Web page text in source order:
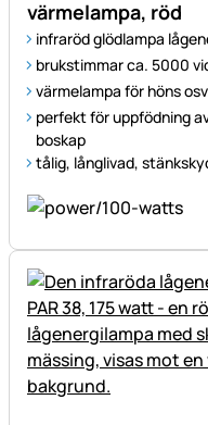
värmelampa, röd
infraröd glödlampa
brukstimmar ca. 5000
värmelampa för höns
perfekt för uppfödning
boskap
tålig, långlivad,